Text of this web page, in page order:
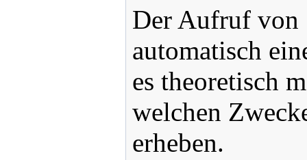
Der Aufruf von
automatisch
es theoretisch
welchen
erheben.